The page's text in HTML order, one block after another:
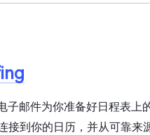
邮件为你准备好日程表上
接到你的日历，并从可靠来